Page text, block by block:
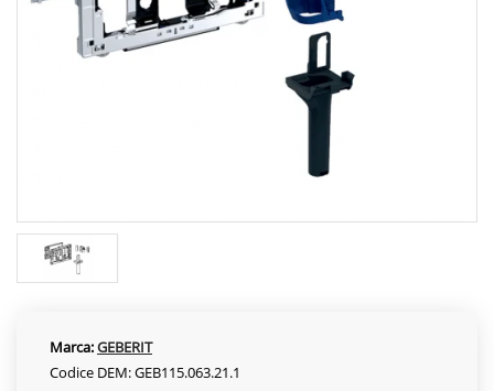
Marca:GEBERIT
Codice DEM: GEB115.063.21.1